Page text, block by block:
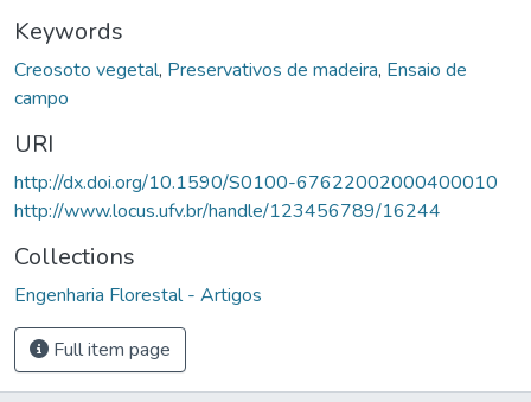
Keywords
Creosoto vegetal, Preservativos de madeira, Ensaio de
campo
URI
http://dx.doi.org/10.1590/S0100-67622002000400010
http://www.locus.ufv.br/handle/123456789/16244
Collections
Engenharia Florestal - Artigos
Full item page